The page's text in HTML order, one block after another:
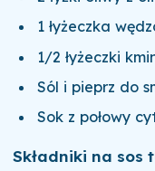
1 łyżeczka
1/2 łyżeczki
Sól i pieprz do
Sok z połowy
Składniki na sos